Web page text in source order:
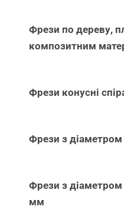
Фрези по дереву,
композитним
Фрези конусні
Фрези з
Фрези з
мм